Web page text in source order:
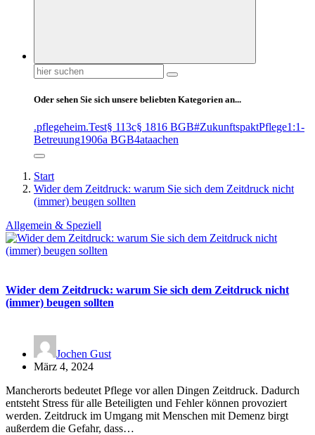
Suchen
nach:
Oder sehen Sie sich unsere beliebten Kategorien an...
.pflegeheim.Test§ 113c§ 1816 BGB#ZukunftspaktPflege1:1-
Betreuung1906a BGB4ataachen
Start
Wider dem Zeitdruck: warum Sie sich dem Zeitdruck nicht
(immer) beugen sollten
Allgemein & Speziell
Wider dem Zeitdruck: warum Sie sich dem Zeitdruck nicht
(immer) beugen sollten
Jochen Gust
März 4, 2024
Mancherorts bedeutet Pflege vor allen Dingen Zeitdruck. Dadurch
entsteht Stress für alle Beteiligten und Fehler können provoziert
werden. Zeitdruck im Umgang mit Menschen mit Demenz birgt
außerdem die Gefahr, dass…